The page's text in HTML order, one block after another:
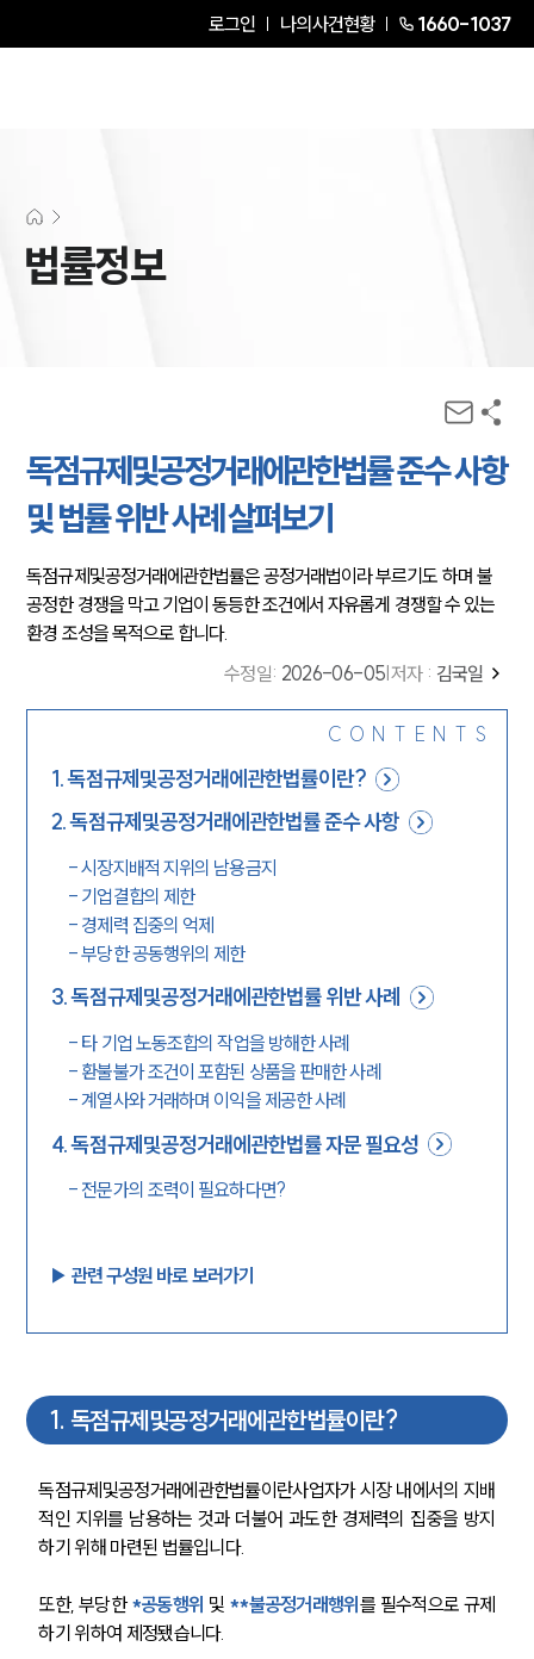
로그인 나의사건현황 1660-1037
법률정보
독점규제및공정거래에관한법률 준수 사항
및 법률 위반 사례 살펴보기
독점규제및공정거래에관한법률은 공정거래법이라 부르기도 하며 불
공정한 경쟁을 막고 기업이 동등한 조건에서 자유롭게 경쟁할 수 있는
환경 조성을 목적으로 합니다.
수정일: 2026-06-05 저자 : 김국일
CONTENTS
1.독점규제및공정거래에관한법률이란?
2.독점규제및공정거래에관한법률 준수 사항
-시장지배적 지위의 남용금지
- 기업결합의 제한
- 경제력 집중의 억제
-부당한 공동행위의 제한
3.독점규제및공정거래에관한법률 위반 사례
- 타 기업 노동조합의 작업을 방해한 사례
- 환불불가 조건이 포함된 상품을 판매한 사례
-계열사와 거래하며 이익을 제공한 사례
4.독점규제및공정거래에관한법률 자문 필요성
- 전문가의 조력이 필요하다면?
▶︎ 관련 구성원 바로 보러가기
1. 독점규제및공정거래에관한법률이란?
독점규제및공정거래에관한법률이란사업자가 시장 내에서의 지배
적인 지위를 남용하는 것과 더불어 과도한 경제력의 집중을 방지
하기 위해 마련된 법률입니다.
또한, 부당한 *공동행위 및 **불공정거래행위 를 필수적으로 규제
하기 위하여 제정됐습니다.